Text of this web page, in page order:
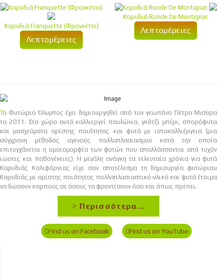
Καρυδιά Franquette (Φρανκέττε)
Λεπτομέρειες
Καρυδιά Ronde De Montignac
Λεπτομέρειες
Το Φυτώριο Όλυμπος έχει δημιουργηθεί από τον γεωπόνο Πέτρο Μισύρα
το 2011. Στο χώρο αυτό καλλιεργεί παυλώνια, γκότζι μπέρι, σπορόφυτα
και μοσχεύματα αρίστης ποιότητας και φυτά με ιστοκαλλιέργεια (μια
σύγχρονη μέθοδος αγενούς πολλαπλασιασμού κατά την οποία
επιτυγχάνεται η ομοιομορφία των φυτών που απαλλάσσονται από τυχόν
ιώσεις και παθογένειες). Η μεγάλη ανάγκη τα τελευταία χρόνια για φυτά
Καρυδιάς Καλιφόρνιας είχε σαν αποτέλεσμα τη δημιουργία φυτώριου
Καρυδιάς με αρίστης ποιότητας πολλαπλασιαστικό υλικό και φυτά έτοιμα
να δώσουν καρπούς σε όσους τα φροντίσουν όσο και όπως πρέπει.
Περισσότερα...
Find us on Facebook Find us on YouTube